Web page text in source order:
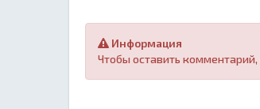
Информация
Чтобы оставить комментарий,